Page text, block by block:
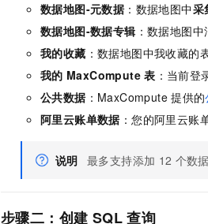
数据地图-元数据：数据地图中采
数据地图-数据专辑 ：数据地图
我的收藏 ：数据地图中我收藏的表
我的 MaxCompute 表 ：当前登
公共数据：MaxCompute 提供的
阿里云账单数据：您的阿里云账
说明 最多支持添加 12 个数
步骤二：创建 SQL 查询